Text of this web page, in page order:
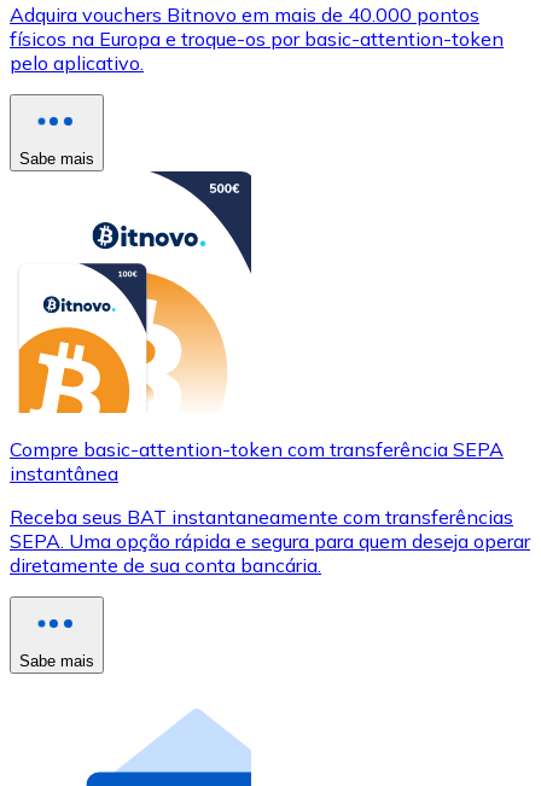
Adquira vouchers Bitnovo em mais de 40.000 pontos
físicos na Europa e troque-os por basic-attention-token
pelo aplicativo.
Sabe mais
Compre basic-attention-token com transferência SEPA
instantânea
Receba seus BAT instantaneamente com transferências
SEPA. Uma opção rápida e segura para quem deseja operar
diretamente de sua conta bancária.
Sabe mais